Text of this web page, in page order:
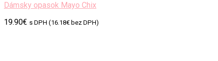
Dámsky opasok Mayo Chix
19.90€ s DPH (16.18€ bez DPH)